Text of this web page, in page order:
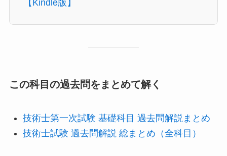
【Kindle版】
この科目の過去問をまとめて解く
技術士第一次試験 基礎科目 過去問解説まとめ
技術士試験 過去問解説 総まとめ（全科目）